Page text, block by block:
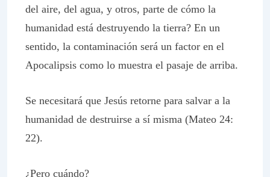
del aire, del agua, y otros, parte de cómo la
humanidad está destruyendo la tierra? En un
sentido, la contaminación será un factor en el
Apocalipsis como lo muestra el pasaje de arriba.
Se necesitará que Jesús retorne para salvar a la
humanidad de destruirse a sí misma (Mateo 24:
22).
¿Pero cuándo?